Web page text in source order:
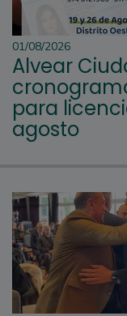
01/08/2026
Alvear
para
agosto